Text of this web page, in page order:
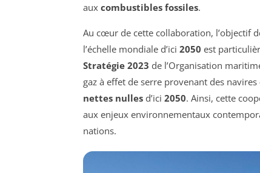
aux combustibles fossiles.
Au cœur de cette collaboration, l’objectif
l’échelle mondiale d’ici 2050 est
Stratégie 2023 de l’Organisation
gaz à effet de serre provenant des
nettes nulles d’ici 2050. Ainsi, cette
aux enjeux environnementaux
nations.